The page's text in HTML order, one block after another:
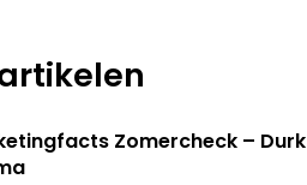
Zomercheck – Durk